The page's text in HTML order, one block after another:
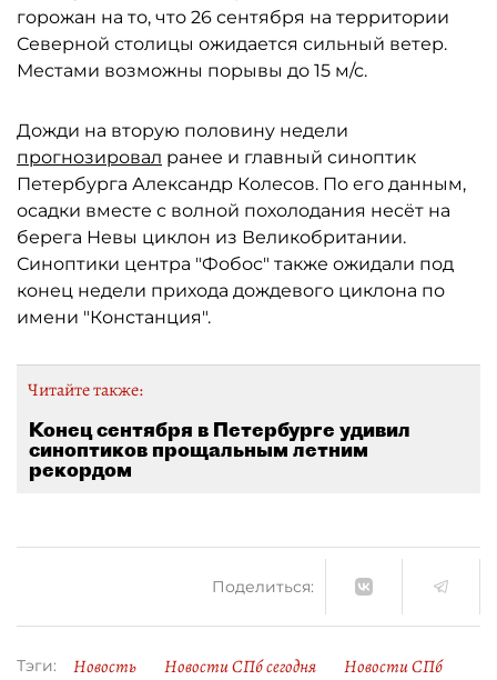
горожан на то, что 26 сентября на территории
Северной столицы ожидается сильный ветер.
Местами возможны порывы до 15 м/с.
Дожди на вторую половину недели
прогнозировал ранее и главный синоптик
Петербурга Александр Колесов. По его данным,
осадки вместе с волной похолодания несёт на
берега Невы циклон из Великобритании.
Синоптики центра "Фобос" также ожидали под
конец недели прихода дождевого циклона по
имени "Констанция".
Читайте также:
Конец сентября в Петербурге удивил
синоптиков прощальным летним
рекордом
Поделиться:
Тэги: Новость Новости СПб сегодня
Новости СПб